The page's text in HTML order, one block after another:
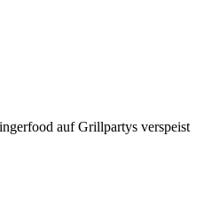
auf Grillpartys verspeist